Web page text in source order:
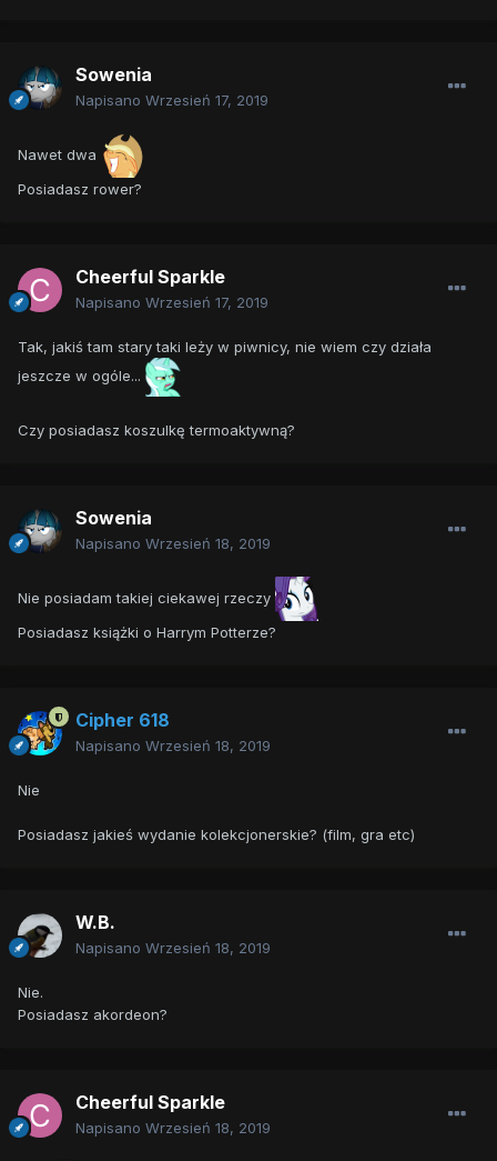
Sowenia
Napisano Wrzesień 17, 2019
Nawet dwa
Posiadasz rower?
Cheerful Sparkle
Napisano Wrzesień 17, 2019
Tak, jakiś tam stary taki leży w piwnicy, nie wiem czy działa
jeszcze w ogóle...
Czy posiadasz koszulkę termoaktywną?
Sowenia
Napisano Wrzesień 18, 2019
Nie posiadam takiej ciekawej rzeczy
Posiadasz książki o Harrym Potterze?
Cipher 618
Napisano Wrzesień 18, 2019
Nie
Posiadasz jakieś wydanie kolekcjonerskie? (film, gra etc)
W.B.
Napisano Wrzesień 18, 2019
Nie.
Posiadasz akordeon?
Cheerful Sparkle
Napisano Wrzesień 18, 2019